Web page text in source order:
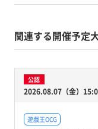
関連する開催予定
公認
2026.08.07（金）
遊戯王OCG